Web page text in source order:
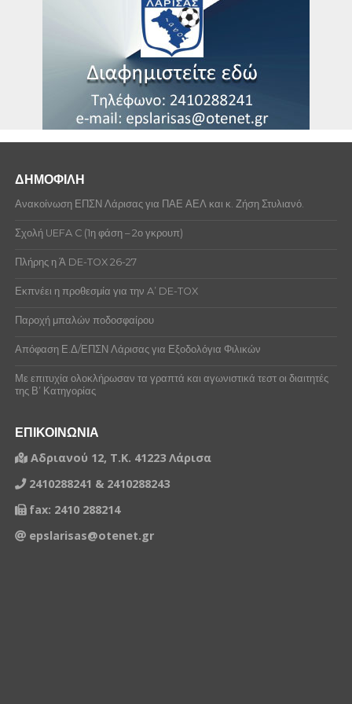
ΔΗΜΟΦΙΛΗ
Ανακοίνωση ΕΠΣΝ Λάρισας για ΠΑΕ ΑΕΛ και κ. Ζήση Στυλιανό.
Σχολή UEFA C (1η φάση – 2ο γκρουπ)
Πλήρης η Ά DE-TOX 26-27
Εκπνέει η προθεσμία για την A’ DE-TOX
Παροχή μπαλών ποδοσφαίρου
Απόφαση Ε.Δ/ΕΠΣΝ Λάρισας για Εξοδολόγια Φιλικών
Με επιτυχία ολοκλήρωσαν τα γραπτά και αγωνιστικά τεστ οι διαιτητές
της Β’ Κατηγορίας
ΕΠΙΚΟΙΝΩΝΙΑ
Αδριανού 12, Τ.Κ. 41223 Λάρισα
2410288241 & 2410288243
fax: 2410 288214
epslarisas@otenet.gr